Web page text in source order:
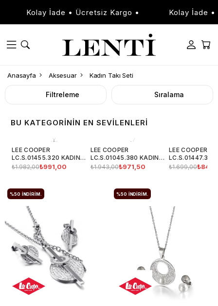
Kolay İade • Ücretsiz Kargo • Kolay İade •
Anasayfa Aksesuar Kadın Takı Seti
Filtreleme Sıralama
BU KATEGORININ EN SEVILENLERI
LEE COOPER
LC.S.01455.320 KADIN
TAKI SETI
₺1.982,00₺991,00
LEE COOPER
LC.S.01045.380 KADIN
TAKI SETI
₺1.943,00₺971,50
LEE COOPER
LC.S.01447.320
TAKI SETI
₺1.699,00
%50 İNDIRIM. %50 İNDIRIM.